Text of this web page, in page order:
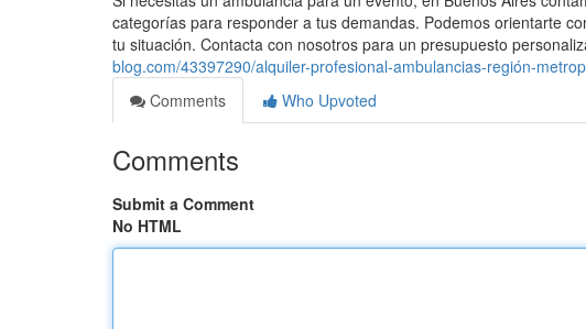
categorías para responder a tus demandas. Podemos orientarte
tu situación. Contacta con nosotros para un presupuesto
blog.com/43397290/alquiler-profesional-ambulancias-región-
Comments
Who Upvoted
Comments
Submit a Comment
No HTML